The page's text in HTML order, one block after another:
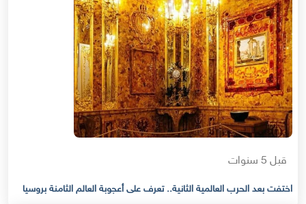
قبل 5 سنوات
اختفت بعد الحرب العالمية الثانية.. تعرف على أعجوبة العالم الثامنة بروسيا